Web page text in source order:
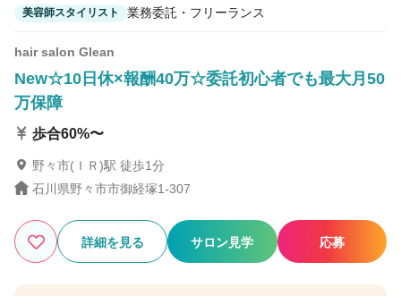
美容師スタイリスト 業務委託・フリーランス
hair salon Glean
New☆10日休×報酬40万☆委託初心者でも最大月50
万保障
歩合60%〜
野々市(ＩＲ)駅 徒歩1分
石川県野々市市御経塚1-307
詳細を見る サロン見学 応募